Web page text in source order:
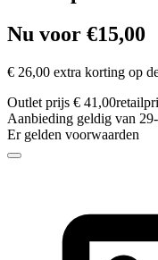
Nu voor €15,00
€ 26,00 extra korting op
Outlet prijs € 41,00
Aanbieding geldig van
Er gelden voorwaarden